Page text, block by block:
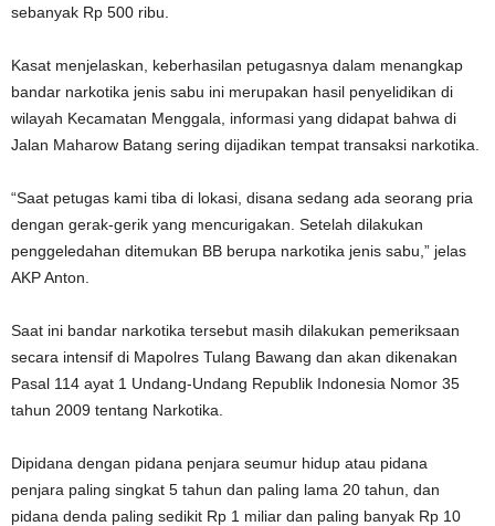
sebanyak Rp 500 ribu.
Kasat menjelaskan, keberhasilan petugasnya dalam menangkap
bandar narkotika jenis sabu ini merupakan hasil penyelidikan di
wilayah Kecamatan Menggala, informasi yang didapat bahwa di
Jalan Maharow Batang sering dijadikan tempat transaksi narkotika.
“Saat petugas kami tiba di lokasi, disana sedang ada seorang pria
dengan gerak-gerik yang mencurigakan. Setelah dilakukan
penggeledahan ditemukan BB berupa narkotika jenis sabu,” jelas
AKP Anton.
Saat ini bandar narkotika tersebut masih dilakukan pemeriksaan
secara intensif di Mapolres Tulang Bawang dan akan dikenakan
Pasal 114 ayat 1 Undang-Undang Republik Indonesia Nomor 35
tahun 2009 tentang Narkotika.
Dipidana dengan pidana penjara seumur hidup atau pidana
penjara paling singkat 5 tahun dan paling lama 20 tahun, dan
pidana denda paling sedikit Rp 1 miliar dan paling banyak Rp 10